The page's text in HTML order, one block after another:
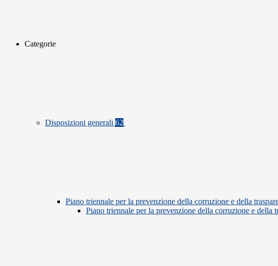
Categorie
Disposizioni generali 62
Piano triennale per la prevenzione della corruzione e della
Piano triennale per la prevenzione della corruzione e della